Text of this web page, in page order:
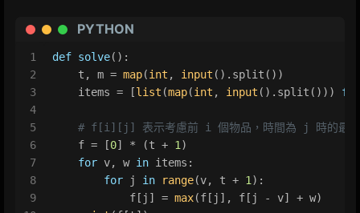
PYTHON
1
2
3
4
5
6
7
8
9
def solve():
    t, m =
map(int , input ().split())
    items = [
list (map(int , input ().split())) for
# f[i][j] 表示考慮前 i 個物品，時間為 j 時的最大
    f = [
0] * (t + 1 )
for v, w in items:
for j in range(v, t + 1 ):
            f[j] =
max(f[j], f[j - v] + w)